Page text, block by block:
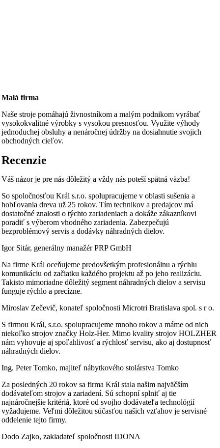
Malá firma
Naše stroje pomáhajú živnostníkom a malým podnikom vyrábať
vysokokvalitné výrobky s vysokou presnosťou. Využite výhody
jednoduchej obsluhy a nenáročnej údržby na dosiahnutie svojich
obchodných cieľov.
Recenzie
Váš názor je pre nás dôležitý a vždy nás poteší spätná väzba!
So spoločnosťou Král s.r.o. spolupracujeme v oblasti sušenia a
hobľovania dreva už 25 rokov. Tím technikov a predajcov má
dostatočné znalosti o týchto zariadeniach a dokáže zákazníkovi
poradiť s výberom vhodného zariadenia. Zabezpečujú
bezproblémový servis a dodávky náhradných dielov.
Igor Sitár, generálny manažér PRP GmbH
Na firme Král oceňujeme predovšetkým profesionálnu a rýchlu
komunikáciu od začiatku každého projektu až po jeho realizáciu.
Takisto mimoriadne dôležitý segment náhradných dielov a servisu
funguje rýchlo a precízne.
Miroslav Zečevič, konateľ spoločnosti Microtri Bratislava spol. s r o.
S firmou Král, s.r.o. spolupracujeme mnoho rokov a máme od nich
niekoľko strojov značky Holz-Her. Mimo kvality strojov HOLZHER
nám vyhovuje aj spoľahlivosť a rýchlosť servisu, ako aj dostupnosť
náhradných dielov.
Ing. Peter Tomko, majiteľ nábytkového stolárstva Tomko
Za posledných 20 rokov sa firma Král stala našim najväčším
dodávateľom strojov a zariadení. Sú schopní splniť aj tie
najnáročnejšie kritériá, ktoré od svojho dodávateľa technológií
vyžadujeme. Veľmi dôležitou súčasťou našich vzťahov je servisné
oddelenie tejto firmy.
Dodo Zajko, zakladateľ spoločnosti IDONA